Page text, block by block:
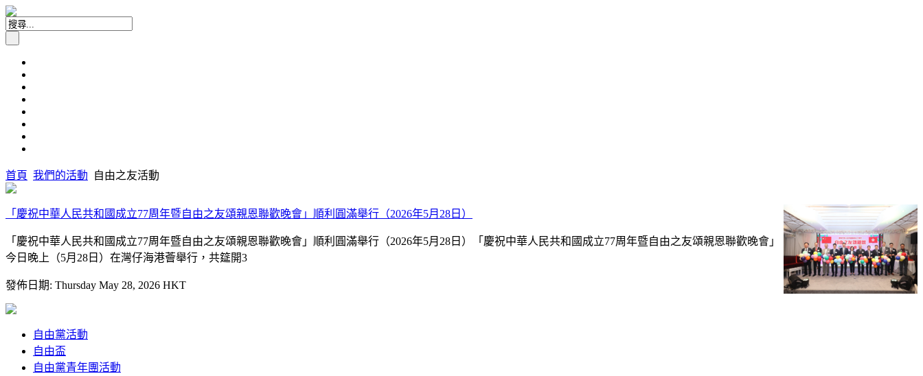
首頁 我們的活動 自由之友活動
「慶祝中華人民共和國成立77周年暨自由之友頌親恩聯歡晚會」順利圓滿舉行（2026年5月28日）
「慶祝中華人民共和國成立77周年暨自由之友頌親恩聯歡晚會」順利圓滿舉行（2026年5月28日）「慶祝中華人民共和國成立77周年暨自由之友頌親恩聯歡晚會」
今日晚上（5月28日）在灣仔海港薈舉行，共筵開3
發佈日期: Thursday May 28, 2026 HKT
自由黨活動
自由盃
自由黨青年團活動